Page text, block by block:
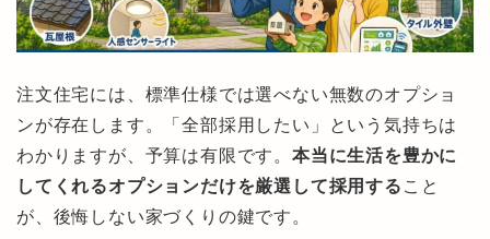
注文住宅には、標準仕様では選べない無数のオプショ
ンが存在します。「全部採用したい」という気持ちは
わかりますが、予算は有限です。 本当に生活を豊かに
してくれるオプションだけを厳選して採用する こと
が、後悔しない家づくりの鍵です。